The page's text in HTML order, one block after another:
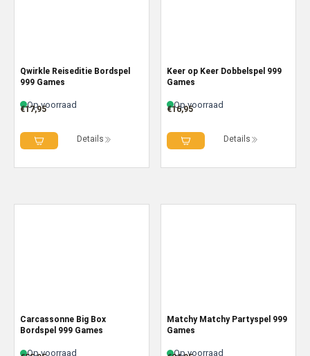
Qwirkle Reiseditie Bordspel
999 Games
Op voorraad
€17,95
Details
Keer op Keer Dobbelspel 999
Games
Op voorraad
€16,95
Details
Carcassonne Big Box
Bordspel 999 Games
Op voorraad
Matchy Matchy Partyspel 999
Games
Op voorraad